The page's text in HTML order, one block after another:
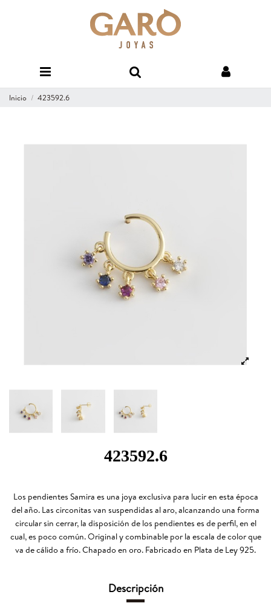
Inicio 423592.6
423592.6
Los pendientes Samira es una joya exclusiva para lucir en esta época
del año. Las circonitas van suspendidas al aro, alcanzando una forma
circular sin cerrar, la disposición de los pendientes es de perfil, en el
cual, es poco común. Original y combinable por la escala de color que
va de cálido a frío. Chapado en oro. Fabricado en Plata de Ley 925.
Descripción